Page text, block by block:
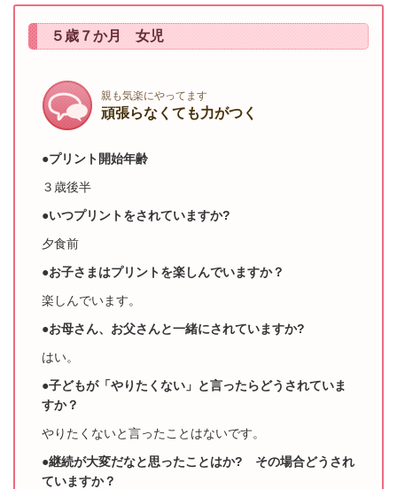
５歳７か月 女児
親も気楽にやってます
頑張らなくても力がつく
●プリント開始年齢
３歳後半
●いつプリントをされていますか?
夕食前
●お子さまはプリントを楽しんでいますか？
楽しんでいます。
●お母さん、お父さんと一緒にされていますか?
はい。
●子どもが「やりたくない」と言ったらどうされていま
すか？
やりたくないと言ったことはないです。
●継続が大変だなと思ったことはか? その場合どうされ
ていますか？